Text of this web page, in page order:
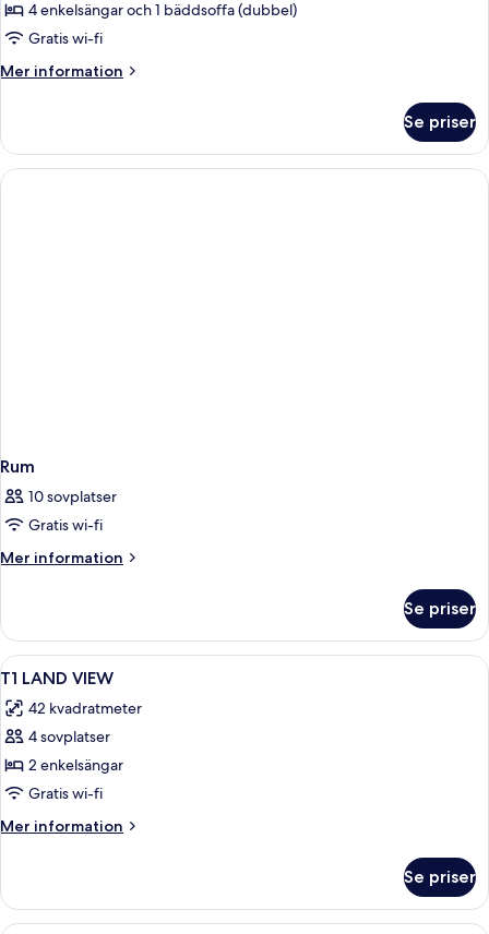
sovrum
havsutsikt
4 enkelsängar och 1 bäddsoffa (dubbel)
Gratis wi-fi
Mer information
Mer
-
sovrum
Se priser
Rum
10 sovplatser
Gratis wi-fi
Mer information
Mer
Se priser
Öppna
alla
foton
för
T1
LAND
VIEW
1 sovrum, värdeförvaringsskåp på
4
T1 LAND VIEW
42 kvadratmeter
4 sovplatser
2 enkelsängar
Gratis wi-fi
Mer information
Mer
LAND
VIEW
Se priser